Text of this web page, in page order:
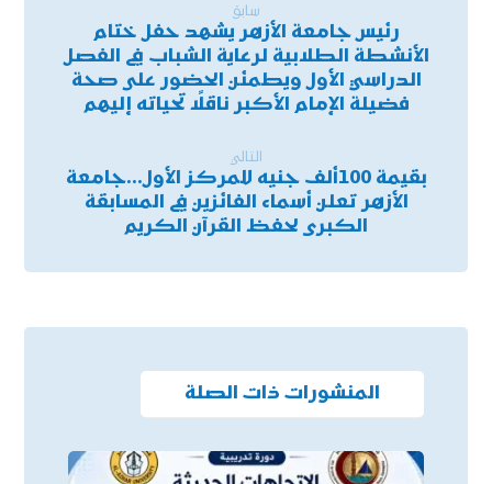
سابق
رئيس جامعة الأزهر يشهد حفل ختام
الأنشطة الطلابية لرعاية الشباب في الفصل
الدراسي الأول ويطمئن الحضور على صحة
فضيلة الإمام الأكبر ناقلًا تحياته إليهم
التالي
بقيمة 100ألف جنيه للمركز الأول…جامعة
الأزهر تعلن أسماء الفائزين في المسابقة
الكبرى لحفظ القرآن الكريم
المنشورات ذات الصلة